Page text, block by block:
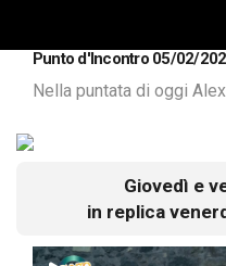
Punto d'Incontro 05/02/
Nella puntata di oggi
Giovedì e
in replica